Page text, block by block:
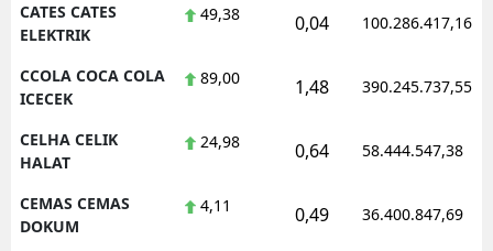
CATES CATES
ELEKTRIK
49,38 0,04 100.286.417,16
CCOLA COCA COLA
ICECEK
89,00 1,48 390.245.737,55
CELHA CELIK
HALAT
24,98 0,64 58.444.547,38
CEMAS CEMAS
DOKUM
4,11 0,49 36.400.847,69